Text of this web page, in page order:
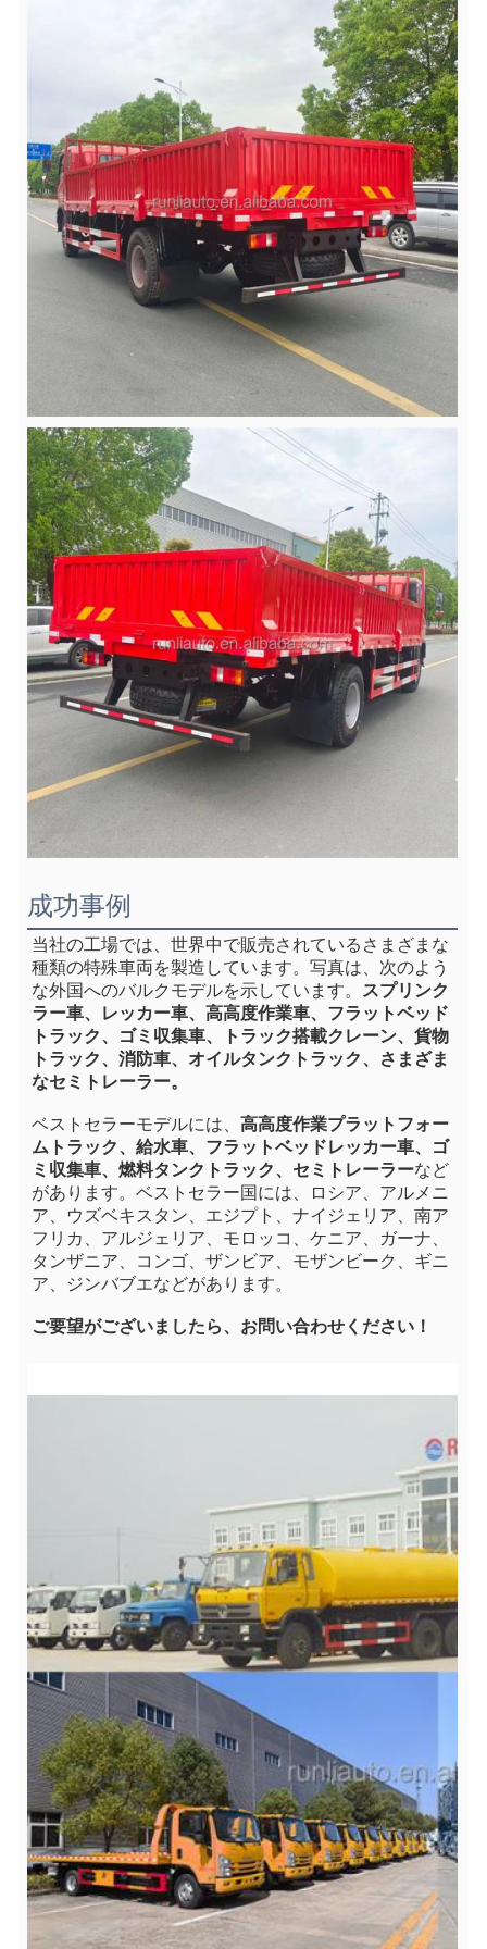
成功事例
当社の工場では、世界中で販売されているさまざまな
種類の特殊車両を製造しています。写真は、次のよう
な外国へのバルクモデルを示しています。
スプリンク
ラー車、レッカー車、高高度作業車、フラットベッド
トラック、ゴミ収集車、トラック搭載クレーン、貨物
トラック、消防車、オイルタンクトラック、さまざま
なセミトレーラー。
ベストセラーモデルには、 高高度作業プラットフォー
ムトラック、給水車、フラットベッドレッカー車、ゴ
ミ収集車、燃料タンクトラック、セミトレーラーなど
があります。ベストセラー国には、ロシア、アルメニ
ア、ウズベキスタン、エジプト、ナイジェリア、南ア
フリカ、アルジェリア、モロッコ、ケニア、ガーナ、
タンザニア、コンゴ、ザンビア、モザンビーク、ギニ
ア、ジンバブエなどがあります。
ご要望がございましたら、お問い合わせください！